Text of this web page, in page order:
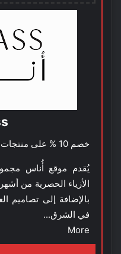
خصم 10 % على منتجات أُناس
يُقدم موقع أُناس
الأزياء الحصرية من
بالإضافة إلى تصاميم
في الشرق...
More